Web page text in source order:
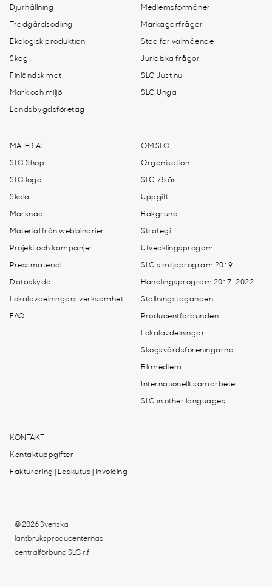
Djurhållning
Trädgårdsodling
Ekologisk produktion
Skog
Finländsk mat
Mark och miljö
Landsbygdsföretag
Medlemsförmåner
Markägarfrågor
Stöd för välmående
Juridiska frågor
SLC Just nu
SLC Unga
MATERIAL
SLC Shop
SLC logo
Skola
Marknad
Material från webbinarier
Projekt och kampanjer
Pressmaterial
Dataskydd
Lokalavdelningars verksamhet
FAQ
OM SLC
Organisation
SLC 75 år
Uppgift
Bakgrund
Strategi
Utvecklingsprogam
SLC:s miljöprogram 2019
Handlingsprogram 2017-2022
Ställningstaganden
Producentförbunden
Lokalavdelningar
Skogsvårdsföreningarna
Bli medlem
Internationellt samarbete
SLC in other languages
KONTAKT
Kontaktuppgifter
Fakturering | Laskutus | Invoicing
© 2026 Svenska
lantbruksproducenternas
centralförbund SLC r.f